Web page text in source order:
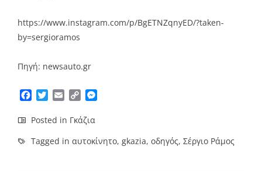
https://www.instagram.com/p/BgETNZqnyED/?taken-
by=sergioramos
Πηγή: newsauto.gr
Facebook
TwitterEmailCopy
Posted in Γκάζια
Tagged in αυτοκίνητο, gkazia, οδηγός, Σέργιο Ράμος